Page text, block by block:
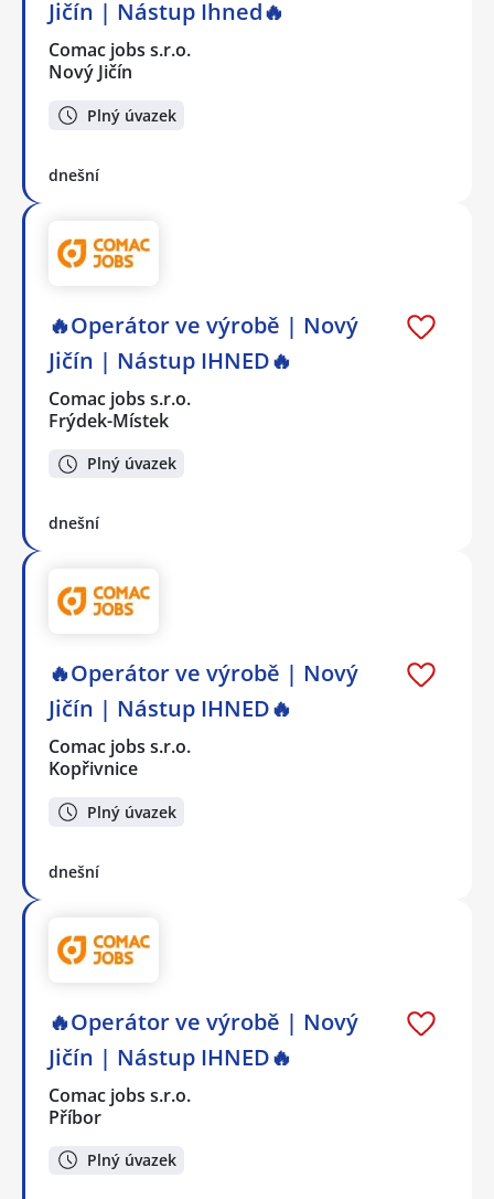
Jičín | Nástup Ihned🔥
Comac jobs s.r.o.
Nový Jičín
Plný úvazek
dnešní
🔥Operátor ve výrobě | Nový
Jičín | Nástup IHNED🔥
Comac jobs s.r.o.
Frýdek-Místek
Plný úvazek
dnešní
🔥Operátor ve výrobě | Nový
Jičín | Nástup IHNED🔥
Comac jobs s.r.o.
Kopřivnice
Plný úvazek
dnešní
🔥Operátor ve výrobě | Nový
Jičín | Nástup IHNED🔥
Comac jobs s.r.o.
Příbor
Plný úvazek